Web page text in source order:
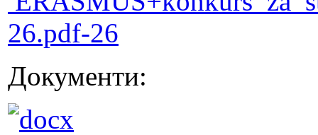
26.pdf-26
Документи: